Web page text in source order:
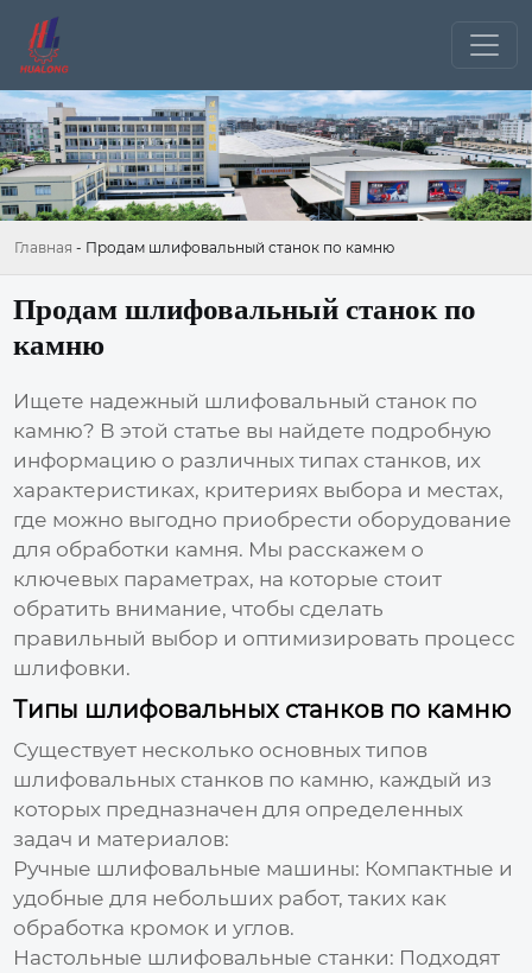
Главная - Продам шлифовальный станок по камню
Продам шлифовальный станок по
камню
Ищете надежный шлифовальный станок по
камню? В этой статье вы найдете подробную
информацию о различных типах станков, их
характеристиках, критериях выбора и местах,
где можно выгодно приобрести оборудование
для обработки камня. Мы расскажем о
ключевых параметрах, на которые стоит
обратить внимание, чтобы сделать
правильный выбор и оптимизировать процесс
шлифовки.
Типы шлифовальных станков по камню
Существует несколько основных типов
шлифовальных станков по камню, каждый из
которых предназначен для определенных
задач и материалов:
Ручные шлифовальные машины: Компактные и
удобные для небольших работ, таких как
обработка кромок и углов.
Настольные шлифовальные станки: Подходят